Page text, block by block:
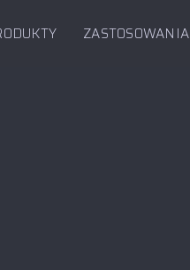
ZASTOSOWANIA